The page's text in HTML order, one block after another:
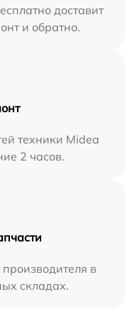
доставит
и обратно.
техники Midea
2 часов.
в
складах.